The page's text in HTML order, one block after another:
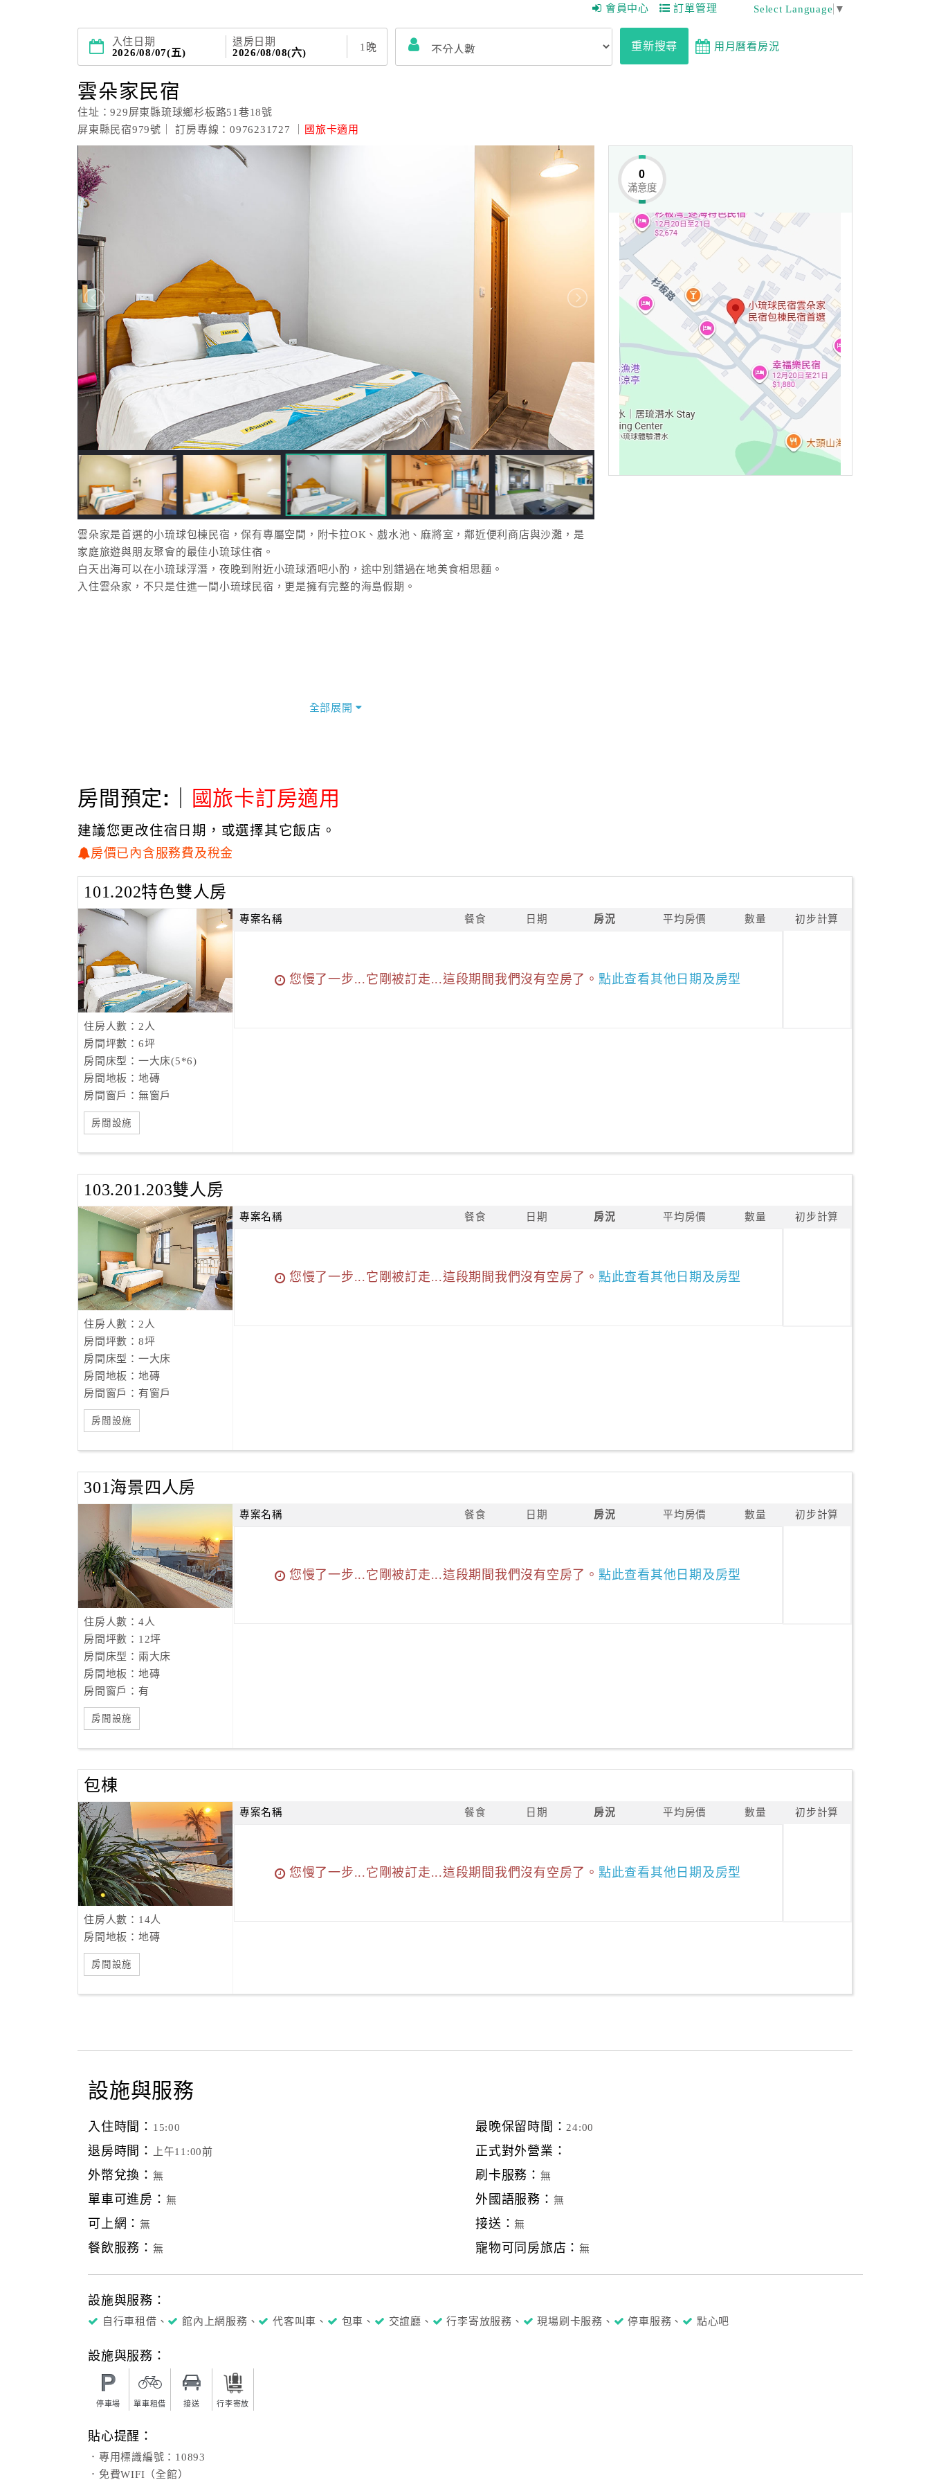
會員中心 訂單管理 Select Language ▼
入住日期
2026/08/07(五)
退房日期
2026/08/08(六)
1 晚 重新搜尋 用月曆看房況
雲朵家民宿
住址：929屏東縣琉球鄉杉板路51巷18號
屏東縣民宿979號｜ 訂房專線：0976231727 ｜
國旅卡適用
雲朵家是首選的小琉球包棟民宿，保有專屬空間，附卡拉OK、戲水池、麻將室，鄰近便利商店與沙灘，是
家庭旅遊與朋友聚會的最佳小琉球住宿。
白天出海可以在小琉球浮潛，夜晚到附近小琉球酒吧小酌，途中別錯過在地美食相思麵。
入住雲朵家，不只是住進一間小琉球民宿，更是擁有完整的海島假期。
全部展開
0
滿意度
房間預定:｜ 國旅卡訂房適用
建議您更改住宿日期，或選擇其它飯店。
房價已內含服務費及稅金
101.202特色雙人房
住房人數：2人
房間坪數：6坪
房間床型：一大床(5*6)
房間地板：地磚
房間窗戶：無窗戶
房間設施
專案名稱 餐食 日期 房況 平均房價 數量 初步計算
您慢了一步...它剛被訂走...這段期間我們沒有空房了。 點此查看其他日期及房型
103.201.203雙人房
住房人數：2人
房間坪數：8坪
房間床型：一大床
房間地板：地磚
房間窗戶：有窗戶
房間設施
專案名稱 餐食 日期 房況 平均房價 數量 初步計算
您慢了一步...它剛被訂走...這段期間我們沒有空房了。 點此查看其他日期及房型
301海景四人房
住房人數：4人
房間坪數：12坪
房間床型：兩大床
房間地板：地磚
房間窗戶：有
房間設施
專案名稱 餐食 日期 房況 平均房價 數量 初步計算
您慢了一步...它剛被訂走...這段期間我們沒有空房了。 點此查看其他日期及房型
包棟
住房人數：14人
房間地板：地磚
房間設施
專案名稱 餐食 日期 房況 平均房價 數量 初步計算
您慢了一步...它剛被訂走...這段期間我們沒有空房了。 點此查看其他日期及房型
設施與服務
入住時間： 15:00 最晚保留時間：24:00
退房時間： 上午11:00前
正式對外營業：
外幣兌換： 無 刷卡服務： 無
單車可進房： 無 外國語服務： 無
可上網： 無 接送：無
餐飲服務： 無 寵物可同房旅店： 無
設施與服務：
自行車租借、 館內上網服務、 代客叫車、 包車、 交誼廳、 行李寄放服務、 現場刷卡服務、 停車服務、 點心吧
設施與服務：
停車場 單車租借 接送 行李寄放
貼心提醒：
．專用標識編號：10893
．免費WIFI（全館）